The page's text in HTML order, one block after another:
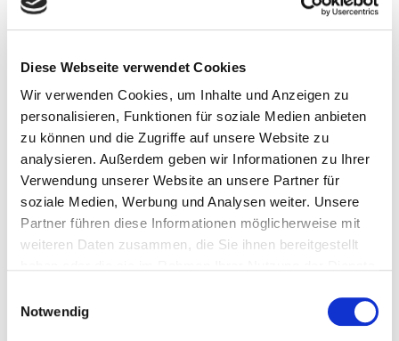
Diese Webseite verwendet Cookies
Wir verwenden Cookies, um Inhalte und Anzeigen zu
personalisieren, Funktionen für soziale Medien anbieten
zu können und die Zugriffe auf unsere Website zu
analysieren. Außerdem geben wir Informationen zu Ihrer
Verwendung unserer Website an unsere Partner für
soziale Medien, Werbung und Analysen weiter. Unsere
Partner führen diese Informationen möglicherweise mit
weiteren Daten zusammen, die Sie ihnen bereitgestellt
Notwendig
22. Juli 2026
Spielplatz der toten Kinder
Weiterlesen